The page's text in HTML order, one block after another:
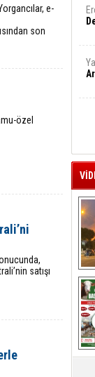
e-
son
özel
satışı